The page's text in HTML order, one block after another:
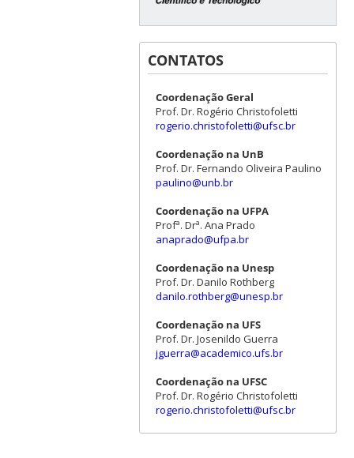
CONTATOS
Coordenação Geral
Prof. Dr. Rogério Christofoletti
rogerio.christofoletti@ufsc.br
Coordenação na UnB
Prof. Dr. Fernando Oliveira Paulino
paulino@unb.br
Coordenação na UFPA
Profª. Drª. Ana Prado
anaprado@ufpa.br
Coordenação na Unesp
Prof. Dr. Danilo Rothberg
danilo.rothberg@unesp.br
Coordenação na UFS
Prof. Dr. Josenildo Guerra
jguerra@academico.ufs.br
Coordenação na UFSC
Prof. Dr. Rogério Christofoletti
rogerio.christofoletti@ufsc.br